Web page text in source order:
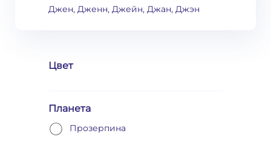
Джен, Дженн, Джейн, Джан, Джэн
Цвет
Планета
Прозерпина